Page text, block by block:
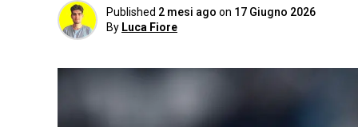
Published 2 mesi ago on 17 Giugno 2026
By Luca Fiore